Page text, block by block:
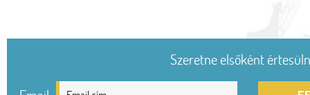
Szeretne elsőként